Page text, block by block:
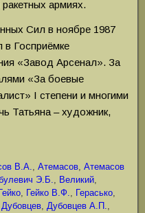
армиях.
Сил в ноябре 1987
в Госприёмке
«Завод Арсенал». За
«За боевые
I степени и многими
Татьяна – художник,
В.А., Атемасов, Атемасов
Э.Б., Великий,
Гейко, Гейко В.Ф., Герасько,
Дубовцев, Дубовцев А.П.,